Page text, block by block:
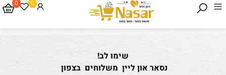
0 0
שימו לב!
נסאר און ליין משלוחים בצפון